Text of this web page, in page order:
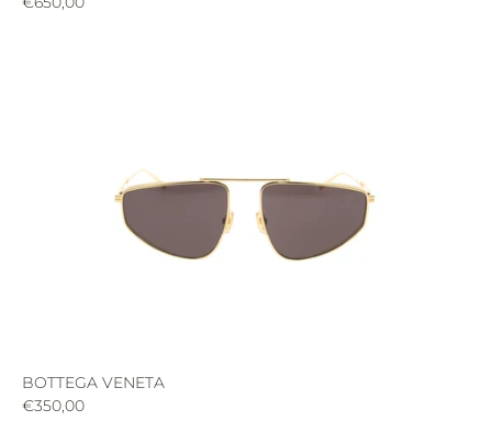
BOTTEGA VENETA
€350,00